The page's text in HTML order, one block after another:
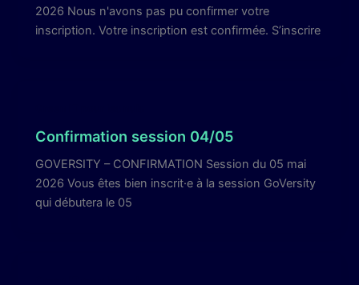
2026 Nous n'avons pas pu confirmer votre
inscription. Votre inscription est confirmée. S’inscrire
Confirmation session 04/05
GOVERSITY – CONFIRMATION Session du 05 mai
2026 Vous êtes bien inscrit·e à la session GoVersity
qui débutera le 05